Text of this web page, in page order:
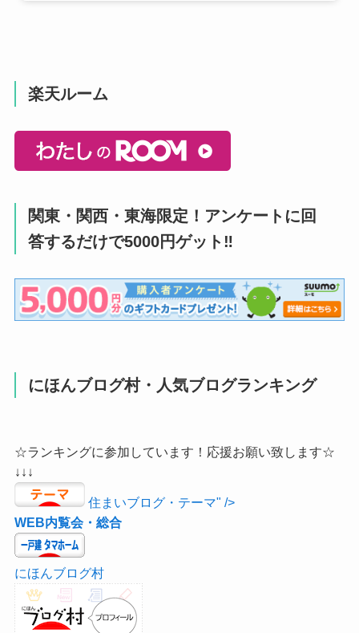
楽天ルーム
関東・関西・東海限定！アンケートに回
答するだけで5000円ゲット‼
にほんブログ村・人気ブログランキング
☆ランキングに参加しています！応援お願い致します☆
↓↓↓
住まいブログ・テーマ" />
WEB内覧会・総合
にほんブログ村